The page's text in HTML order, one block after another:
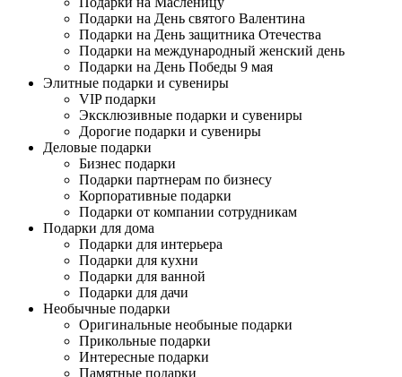
Подарки на День святого Валентина
Подарки на День защитника Отечества
Подарки на международный женский день
Подарки на День Победы 9 мая
Элитные подарки и сувениры
VIP подарки
Эксклюзивные подарки и сувениры
Дорогие подарки и сувениры
Деловые подарки
Бизнес подарки
Подарки партнерам по бизнесу
Корпоративные подарки
Подарки от компании сотрудникам
Подарки для дома
Подарки для интерьера
Подарки для кухни
Подарки для ванной
Подарки для дачи
Необычные подарки
Оригинальные необыные подарки
Прикольные подарки
Интересные подарки
Памятные подарки